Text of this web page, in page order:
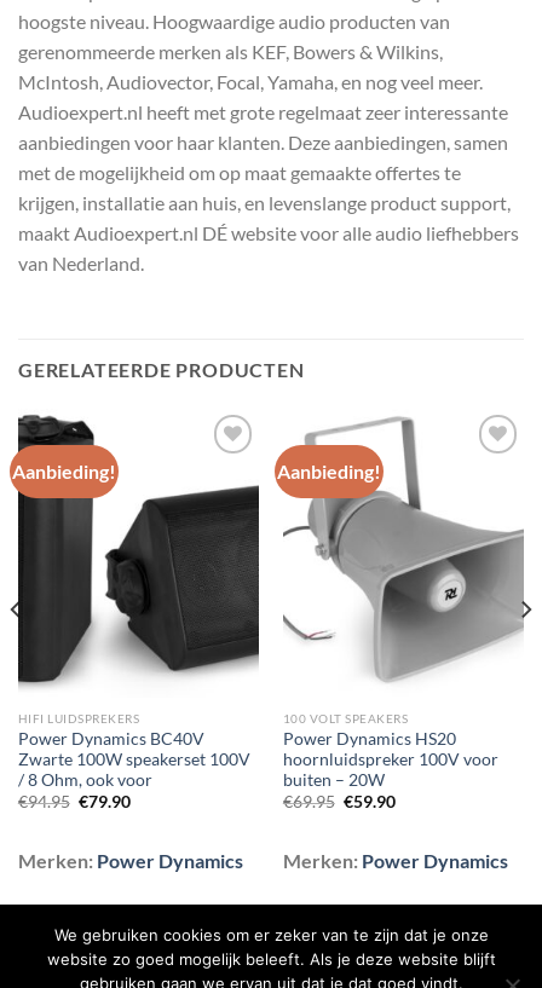
hoogste niveau. Hoogwaardige audio producten van
gerenommeerde merken als KEF, Bowers & Wilkins,
McIntosh, Audiovector, Focal, Yamaha, en nog veel meer.
Audioexpert.nl heeft met grote regelmaat zeer interessante
aanbiedingen voor haar klanten. Deze aanbiedingen, samen
met de mogelijkheid om op maat gemaakte offertes te
krijgen, installatie aan huis, en levenslange product support,
maakt Audioexpert.nl DÉ website voor alle audio liefhebbers
van Nederland.
GERELATEERDE PRODUCTEN
Aanbieding!
Toevoegen
wenslijst
HIFI LUIDSPREKERS
Power Dynamics BC40V
Zwarte 100W speakerset 100V
/ 8 Ohm, ook voor
€94.95 Oorspronkelijke
€79.90Huidige
Merken: Power Dynamics
Aanbieding!
aan
wenslijst
100 VOLT SPEAKERS
Power Dynamics HS20
hoornluidspreker 100V voor
buiten – 20W
€69.95 Oorspronkelijke
€59.90Huidige
Merken: Power Dynamics
We gebruiken cookies om er zeker van te zijn dat je onze
website zo goed mogelijk beleeft. Als je deze website blijft
gebruiken gaan we ervan uit dat je dat goed vindt.